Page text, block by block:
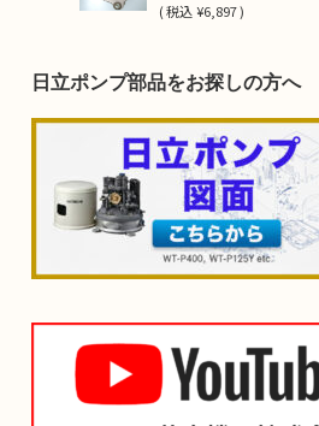
(税込¥6,897 )
日立ポンプ部品をお探しの方へ